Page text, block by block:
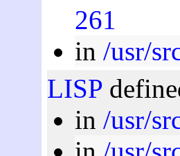
261
in /usr/
LISP
in /usr/